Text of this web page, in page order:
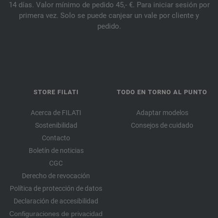
14 días. Valor mínimo de pedido 45,- €. Para iniciar sesión por
primera vez. Solo se puede canjear un vale por cliente y
pedido.
STORE FILATI
Acerca de FILATI
Sostenibilidad
Contacto
Boletín de noticias
CGC
Derecho de revocación
Política de protección de datos
Declaración de accesibilidad
Configuraciones de privacidad
TODO EN TORNO AL PUNTO
Adaptar modelos
Consejos de cuidado